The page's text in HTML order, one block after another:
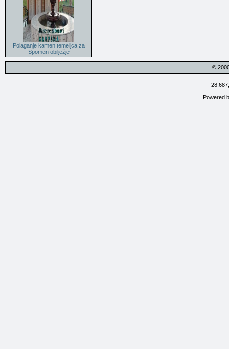
Polaganje kamen temeljca za
Spomen obilježje
©
Powered